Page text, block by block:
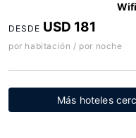
DESDE USD 181
por habitación / por noche
Más hoteles